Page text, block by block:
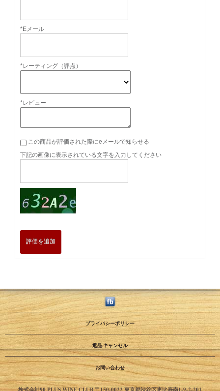
*Eメール
*レーティング（評点）
*レビュー
この商品が評価された際にeメールで知らせる
下記の画像に表示されている文字を入力してください
評価を追加
プライバシーポリシー
返品·キャンセル
お問い合わせ